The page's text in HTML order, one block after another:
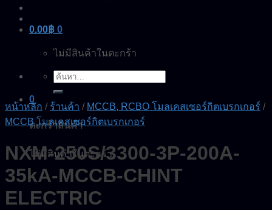
0.00฿ 0
ไม่มีสินค้าในตะกร้า
ค้นหา:
0
ตะกร้าสินค้า
ไม่มีสินค้าในตะกร้า
หน้าหลัก / ร้านค้า / MCCB, RCBO โมลเคสเซอร์กิตเบรกเกอร์ /
MCCB โมลเคสเซอร์กิตเบรกเกอร์
NXM-250S/3300-3P-200A-
35kA-MCCB-CHINT
ELECTRIC